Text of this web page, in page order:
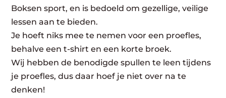
Boksen sport, en is bedoeld om gezellige, veilige
lessen aan te bieden.
Je hoeft niks mee te nemen voor een proefles,
behalve een t-shirt en een korte broek.
Wij hebben de benodigde spullen te leen tijdens
je proefles, dus daar hoef je niet over na te
denken!